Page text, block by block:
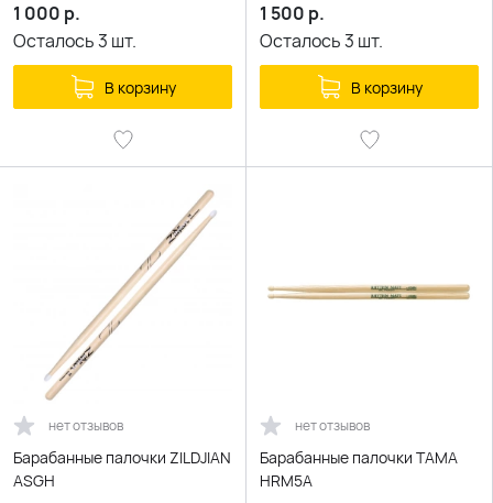
1 000 р.
Осталось3 шт.
В корзину
1 500 р.
Осталось3 шт.
В корзину
нет отзывов
Барабанные палочки ZILDJIAN
ASGH
нет отзывов
Барабанные палочки TAMA
HRM5A